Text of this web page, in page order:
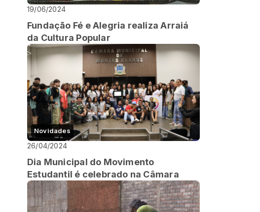
19/06/2024
Fundação Fé e Alegria realiza Arraiá
da Cultura Popular
Novidades
26/04/2024
Dia Municipal do Movimento
Estudantil é celebrado na Câmara